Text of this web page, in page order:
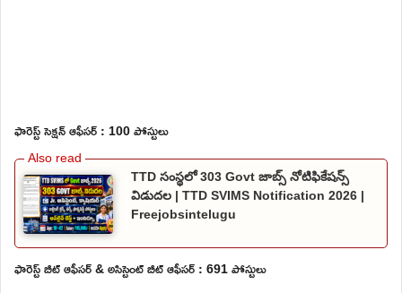
ఫారెస్ట్ సెక్షన్ ఆఫీసర్ : 100 పోస్టులు
TTD సంస్థలో 303 Govt జాబ్స్ నోటిఫికేషన్స్
విడుదల | TTD SVIMS Notification 2026 |
Freejobsintelugu
ఫారెస్ట్ బీట్ ఆఫీసర్ & అసిస్టెంట్ బీట్ ఆఫీసర్ : 691 పోస్టులు